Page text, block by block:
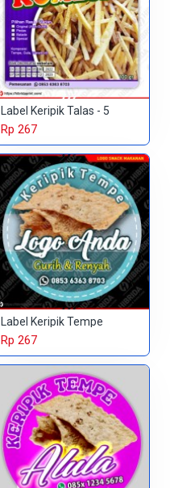
Label Keripik Talas - 5
Rp 267
Label Keripik Tempe
Rp 267